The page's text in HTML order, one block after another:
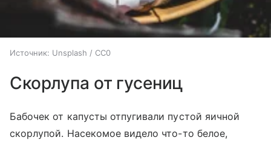
Источник: Unsplash / CC0
Скорлупа от гусениц
Бабочек от капусты отпугивали пустой яичной
скорлупой. Насекомое видело что-то белое,